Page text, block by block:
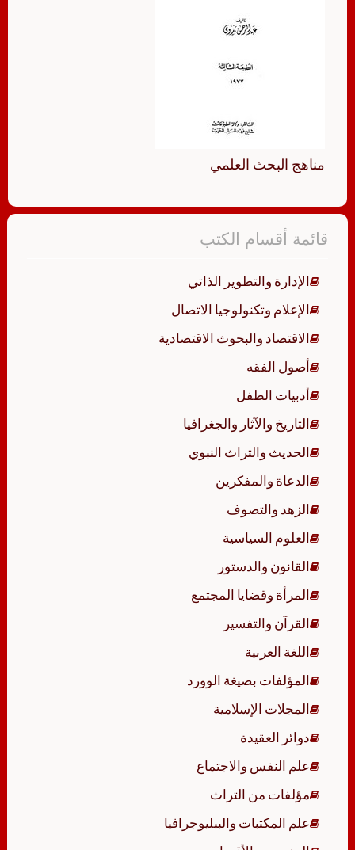
مناهج البحث العلمي
قائمة أقسام الكتب
الإدارة والتطوير الذاتي
الإعلام وتكنولوجيا الاتصال
الاقتصاد والبحوث الاقتصادية
أصول الفقه
أدبيات الطفل
التاريخ والآثار والجغرافيا
الحديث والتراث النبوي
الدعاة والمفكرين
الزهد والتصوف
العلوم السياسية
القانون والدستور
المرأة وقضايا المجتمع
القرآن والتفسير
اللغة العربية
المؤلفات بصيغة الوورد
المجلات الإسلامية
دوائر العقيدة
علم النفس والاجتماع
مؤلفات من التراث
علم المكتبات والببليوجرافيا